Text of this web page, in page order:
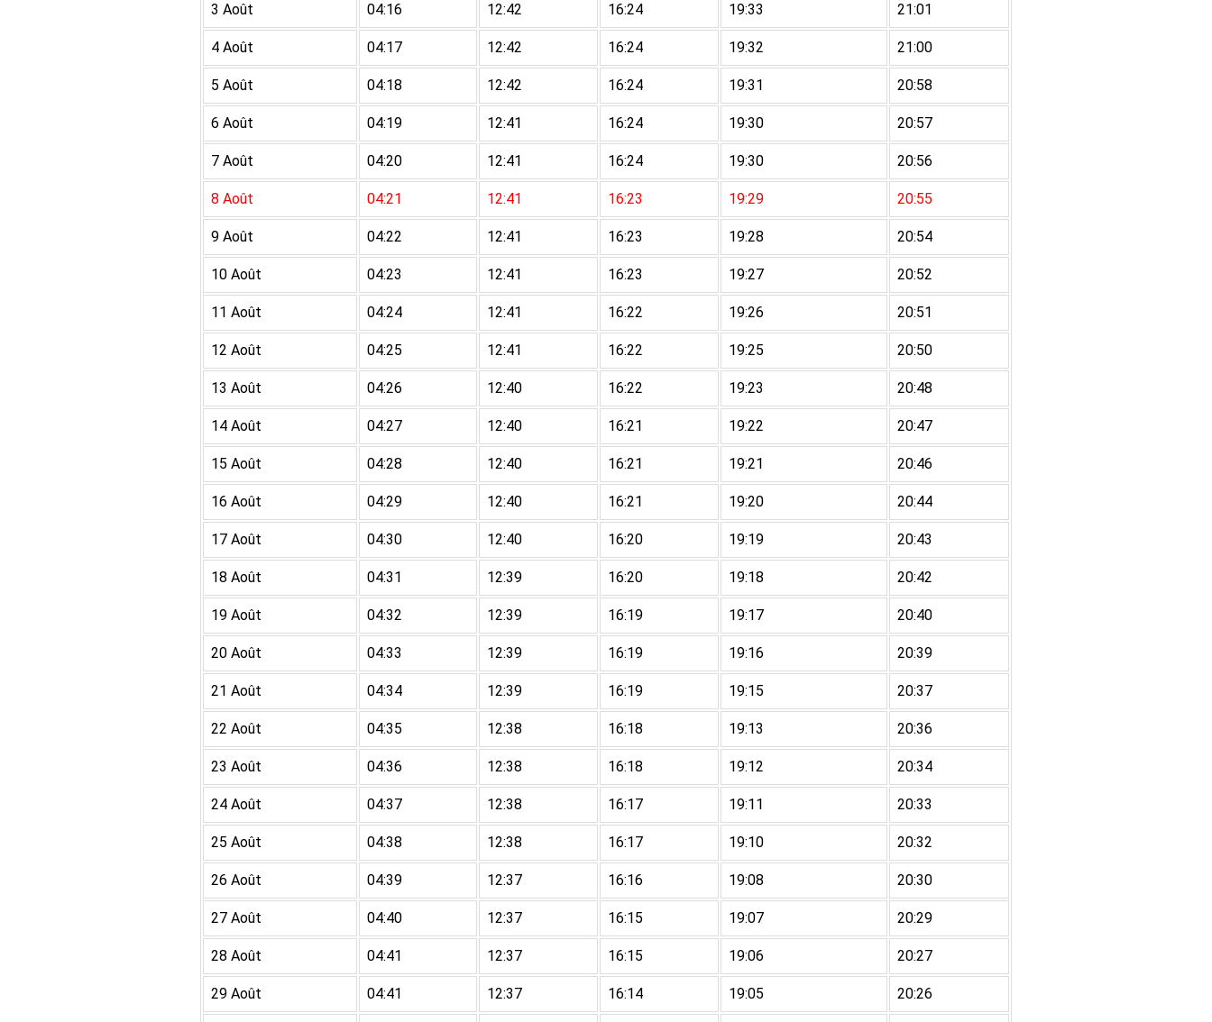
3 Août 04:16 12:42 16:24 19:33 21:01
4 Août 04:17 12:42 16:24 19:32 21:00
5 Août 04:18 12:42 16:24 19:31 20:58
6 Août 04:19 12:41 16:24 19:30 20:57
7 Août 04:20 12:41 16:24 19:30 20:56
8 Août 04:21 12:41 16:23 19:29 20:55
9 Août 04:22 12:41 16:23 19:28 20:54
10 Août 04:23 12:41 16:23 19:27 20:52
11 Août 04:24 12:41 16:22 19:26 20:51
12 Août 04:25 12:41 16:22 19:25 20:50
13 Août 04:26 12:40 16:22 19:23 20:48
14 Août 04:27 12:40 16:21 19:22 20:47
15 Août 04:28 12:40 16:21 19:21 20:46
16 Août 04:29 12:40 16:21 19:20 20:44
17 Août 04:30 12:40 16:20 19:19 20:43
18 Août 04:31 12:39 16:20 19:18 20:42
19 Août 04:32 12:39 16:19 19:17 20:40
20 Août 04:33 12:39 16:19 19:16 20:39
21 Août 04:34 12:39 16:19 19:15 20:37
22 Août 04:35 12:38 16:18 19:13 20:36
23 Août 04:36 12:38 16:18 19:12 20:34
24 Août 04:37 12:38 16:17 19:11 20:33
25 Août 04:38 12:38 16:17 19:10 20:32
26 Août 04:39 12:37 16:16 19:08 20:30
27 Août 04:40 12:37 16:15 19:07 20:29
28 Août 04:41 12:37 16:15 19:06 20:27
29 Août 04:41 12:37 16:14 19:05 20:26